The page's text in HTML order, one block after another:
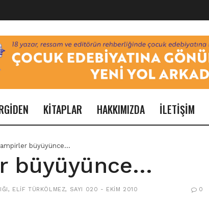
KİTAPLAR HAKKIMIZDA İLETİŞİM
büyüyünce…
büyüyünce…
, ELIF TÜRKÖLMEZ, SAYI 020 - EKIM 2010 0